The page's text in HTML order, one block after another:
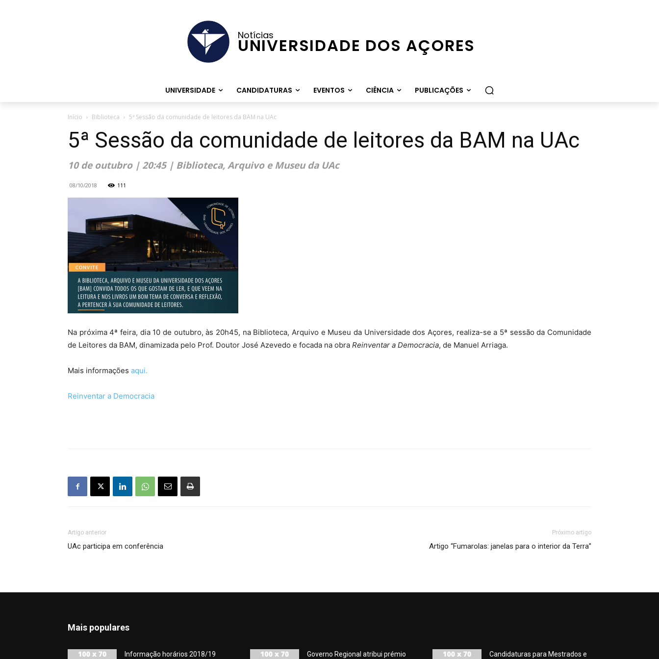
Notícias
UNIVERSIDADE DOS AÇORES
UNIVERSIDADE CANDIDATURAS EVENTOS CIÊNCIA PUBLICAÇÕES
Início Biblioteca 5ª Sessão da comunidade de leitores da BAM na UAc
5ª Sessão da comunidade de leitores da BAM na UAc
10 de outubro | 20:45 | Biblioteca, Arquivo e Museu da UAc
08/10/2018 111
Na próxima 4ª feira, dia 10 de outubro, às 20h45, na Biblioteca, Arquivo e Museu da Universidade dos Açores, realiza-se a 5ª sessão da Comunidade
de Leitores da BAM, dinamizada pelo Prof. Doutor José Azevedo e focada na obra Reinventar a Democracia, de Manuel Arriaga.
Mais informações aqui.
Reinventar a Democracia
Artigo anterior
UAc participa em conferência
Próximo artigo
Artigo “Fumarolas: janelas para o interior da Terra”
Mais populares
Informação horários 2018/19 Governo Regional atribui prémio Candidaturas para Mestrados e